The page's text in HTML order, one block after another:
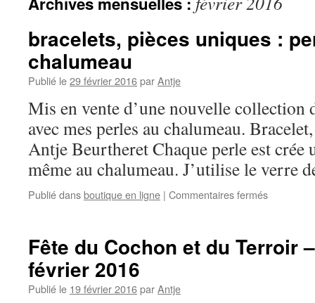
bracelets, pièces uniques :
chalumeau
Publié le29 février 2016parAntje
Mis en vente d’une nouvelle collection
avec mes perles au chalumeau.
Antje Beurtheret Chaque perle est crée
même au chalumeau. J’utilise le verre
Publié dansboutique en ligne | Commentaires ferméssur
:
Fête du Cochon et du Terroir
février 2016
Publié le 19 février 2016parAntje